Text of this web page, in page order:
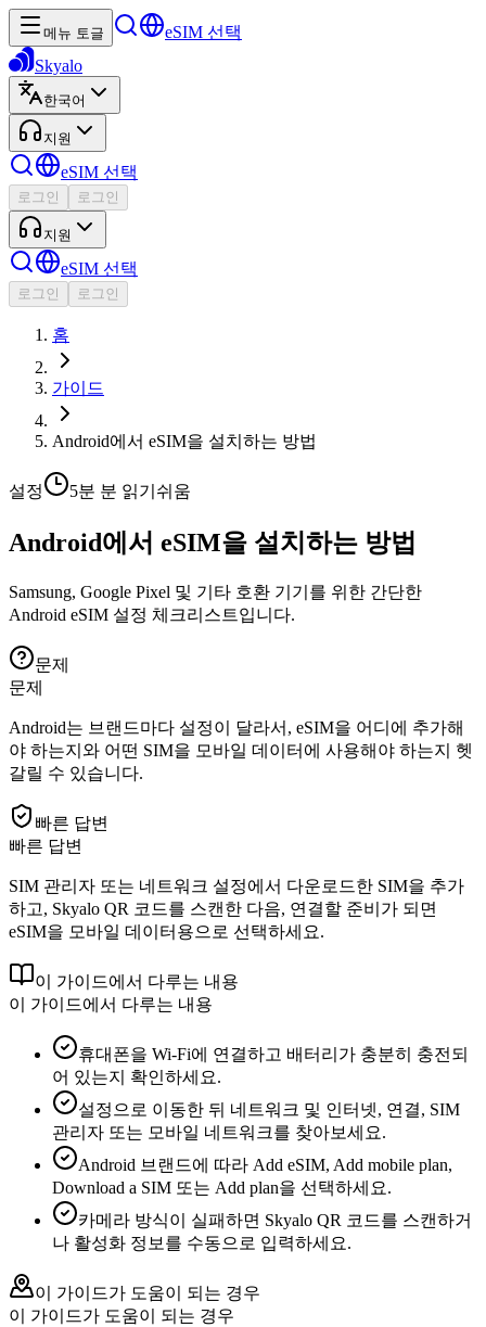
메뉴 토글
eSIM 선택
Skyalo
한국어
지원
eSIM 선택
로그인 로그인
지원
eSIM 선택
로그인 로그인
홈
가이드
Android에서 eSIM을 설치하는 방법
설정 5분 분 읽기 쉬움
Android에서 eSIM을 설치하는 방법
Samsung, Google Pixel 및 기타 호환 기기를 위한 간단한
Android eSIM 설정 체크리스트입니다.
문제
문제
Android는 브랜드마다 설정이 달라서, eSIM을 어디에 추가해
야 하는지와 어떤 SIM을 모바일 데이터에 사용해야 하는지 헷
갈릴 수 있습니다.
빠른 답변
빠른 답변
SIM 관리자 또는 네트워크 설정에서 다운로드한 SIM을 추가
하고, Skyalo QR 코드를 스캔한 다음, 연결할 준비가 되면
eSIM을 모바일 데이터용으로 선택하세요.
이 가이드에서 다루는 내용
이 가이드에서 다루는 내용
휴대폰을 Wi-Fi에 연결하고 배터리가 충분히 충전되
어 있는지 확인하세요.
설정으로 이동한 뒤 네트워크 및 인터넷, 연결, SIM
관리자 또는 모바일 네트워크를 찾아보세요.
Android 브랜드에 따라 Add eSIM, Add mobile plan,
Download a SIM 또는 Add plan을 선택하세요.
카메라 방식이 실패하면 Skyalo QR 코드를 스캔하거
나 활성화 정보를 수동으로 입력하세요.
이 가이드가 도움이 되는 경우
이 가이드가 도움이 되는 경우